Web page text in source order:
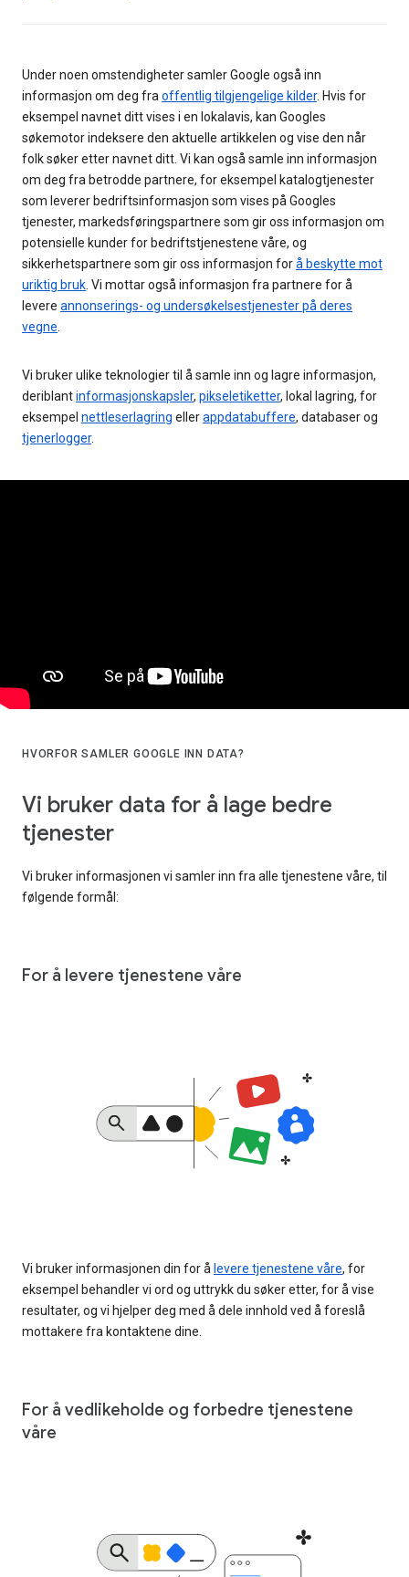
Under noen omstendigheter samler Google også inn
informasjon om deg fra offentlig tilgjengelige kilder. Hvis for
eksempel navnet ditt vises i en lokalavis, kan Googles
søkemotor indeksere den aktuelle artikkelen og vise den når
folk søker etter navnet ditt. Vi kan også samle inn informasjon
om deg fra betrodde partnere, for eksempel katalogtjenester
som leverer bedriftsinformasjon som vises på Googles
tjenester, markedsføringspartnere som gir oss informasjon om
potensielle kunder for bedriftstjenestene våre, og
sikkerhetspartnere som gir oss informasjon forå beskytte mot
uriktig bruk . Vi mottar også informasjon fra partnere for å
levere annonserings- og undersøkelsestjenester på deres
vegne
Vi bruker ulike teknologier til å samle inn og lagre informasjon,
deriblantinformasjonskapsler, pikseletiketter, lokal lagring, for
eksempel nettleserlagring ellerappdatabuffere, databaser og
tjenerlogger.
HVORFOR SAMLER GOOGLE INN DATA?
Vi bruker data for å lage bedre
tjenester
Vi bruker informasjonen vi samler inn fra alle tjenestene våre, til
følgende formål:
For å levere tjenestene våre
Vi bruker informasjonen din for å levere tjenestene våre, for
eksempel behandler vi ord og uttrykk du søker etter, for å vise
resultater, og vi hjelper deg med å dele innhold ved å foreslå
mottakere fra kontaktene dine.
For å vedlikeholde og forbedre tjenestene
våre